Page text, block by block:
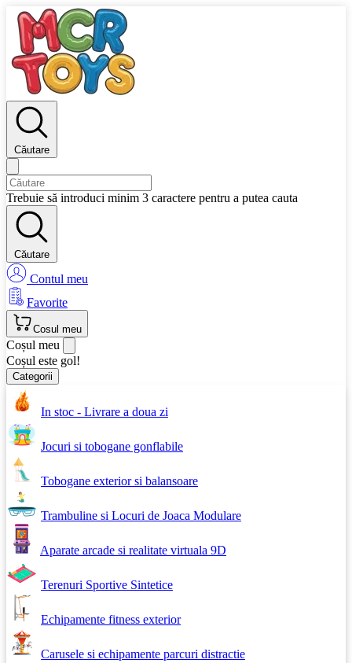
Căutare
Trebuie să introduci minim 3 caractere pentru a putea cauta
Căutare
Contul meu
Favorite
Cosul meu
Coșul meu
Coșul este gol!
Categorii
In stoc - Livrare a doua zi
Jocuri si tobogane gonflabile
Tobogane exterior si balansoare
Trambuline si Locuri de Joaca Modulare
Aparate arcade si realitate virtuala 9D
Terenuri Sportive Sintetice
Echipamente fitness exterior
Carusele si echipamente parcuri distractie